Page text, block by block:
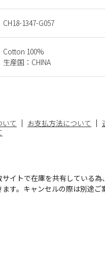
CH18-1347-G057
Cotton 100%
生産国：CHINA
て お支払方法について
イトで在庫を共有している
す。キャンセルの際は別途ご